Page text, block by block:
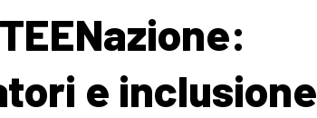
e inclusione